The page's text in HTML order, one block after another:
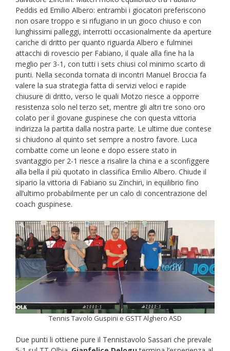
Peddis ed Emilio Albero: entrambi i giocatori preferiscono
non osare troppo e si rifugiano in un gioco chiuso e con
lunghissimi palleggi, interrotti occasionalmente da aperture
cariche di dritto per quanto riguarda Albero e fulminei
attacchi di rovescio per Fabiano, il quale alla fine ha la
meglio per 3-1, con tutti i sets chiusi col minimo scarto di
punti. Nella seconda tornata di incontri Manuel Broccia fa
valere la sua strategia fatta di servizi veloci e rapide
chiusure di dritto, verso le quali Motzo riesce a opporre
resistenza solo nel terzo set, mentre gli altri tre sono oro
colato per il giovane guspinese che con questa vittoria
indirizza la partita dalla nostra parte. Le ultime due contese
si chiudono al quinto set sempre a nostro favore. Luca
combatte come un leone e dopo essere stato in
svantaggio per 2-1 riesce a risalire la china e a sconfiggere
alla bella il più quotato in classifica Emilio Albero. Chiude il
sipario la vittoria di Fabiano su Zinchiri, in equilibrio fino
all’ultimo probabilmente per un calo di concentrazione del
coach guspinese.
Tennis Tavolo Guspini e GSTT Alghero ASD
Due punti li ottiene pure il Tennistavolo Sassari che prevale